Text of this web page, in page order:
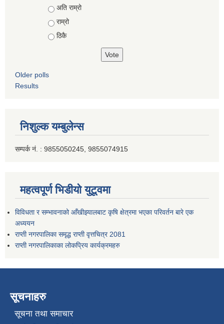
Choices
अति राम्रो
राम्रो
ठिकै
Older polls
Results
निशुल्क यम्बुलेन्स
सम्पर्क नं. : 9855050245, 9855074915
महत्वपूर्ण भिडीयो युटूवमा
विविधता र सम्भावनाको आँखीझ्यालबाट कृषि क्षेत्रमा भएका परिवर्तन बारे एक
अध्ययन
राप्ती नगरपालिका समृद्ध राप्ती वृत्तचित्र 2081
राप्ती नगरपालिकाका लोकप्रिय कार्यक्रमहरु
सूचनाहरु
सूचना तथा समाचार